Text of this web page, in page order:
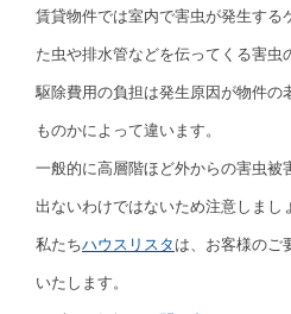
賃貸物件では室内で害虫が発生する
た虫や排水管などを伝ってくる害虫
駆除費用の負担は発生原因が物件の
ものかによって違います。
一般的に高層階ほど外からの害虫被
出ないわけではないため注意しまし
私たちハウスリスタ は、お客様のご
いたします。